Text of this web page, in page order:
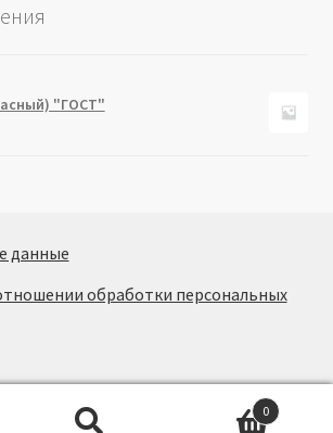
"ГОСТ"
данные
обработки персональных
0